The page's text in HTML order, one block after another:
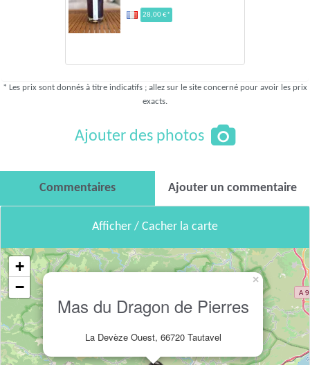
28,00 €*
* Les prix sont donnés à titre indicatifs ; allez sur le site concerné pour avoir les prix
exacts.
Ajouter des photos
Commentaires Ajouter un commentaire
Afficher / Cacher la carte
Mas du Dragon de Pierres
La Devèze Ouest, 66720 Tautavel
×
+
−